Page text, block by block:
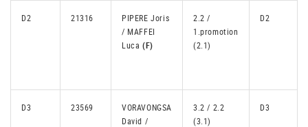
D2 21316
PIPERE Joris
/ MAFFEI
Luca (F)
2.2 /
1.promotion
(2.1)
D2
D3 23569
VORAVONGSA
David /
3.2 / 2.2
(3.1)
D3